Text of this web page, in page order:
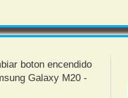
boton encendido
Galaxy M20 -